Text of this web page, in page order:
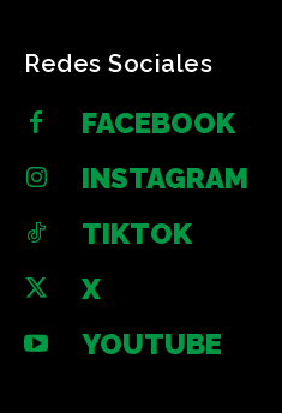
Redes Sociales
FACEBOOK
INSTAGRAM
TIKTOK
X
YOUTUBE